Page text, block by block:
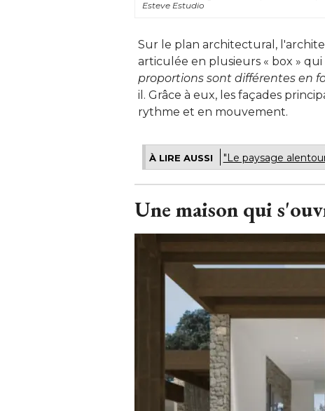
Esteve Estudio
Sur le plan architectural,
articulée en plusieurs « box »
proportions sont différentes en
il. Grâce à eux, les façades
rythme et en mouvement.
À LIRE AUSSI "Le paysage
Une maison qui